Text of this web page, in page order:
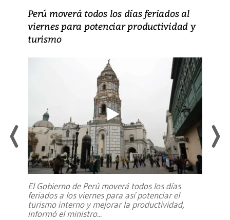
Perú moverá todos los días feriados al
viernes para potenciar productividad y
turismo
El Gobierno de Perú moverá todos los días
feriados a los viernes para así potenciar el
turismo interno y mejorar la productividad,
informó el ministro...